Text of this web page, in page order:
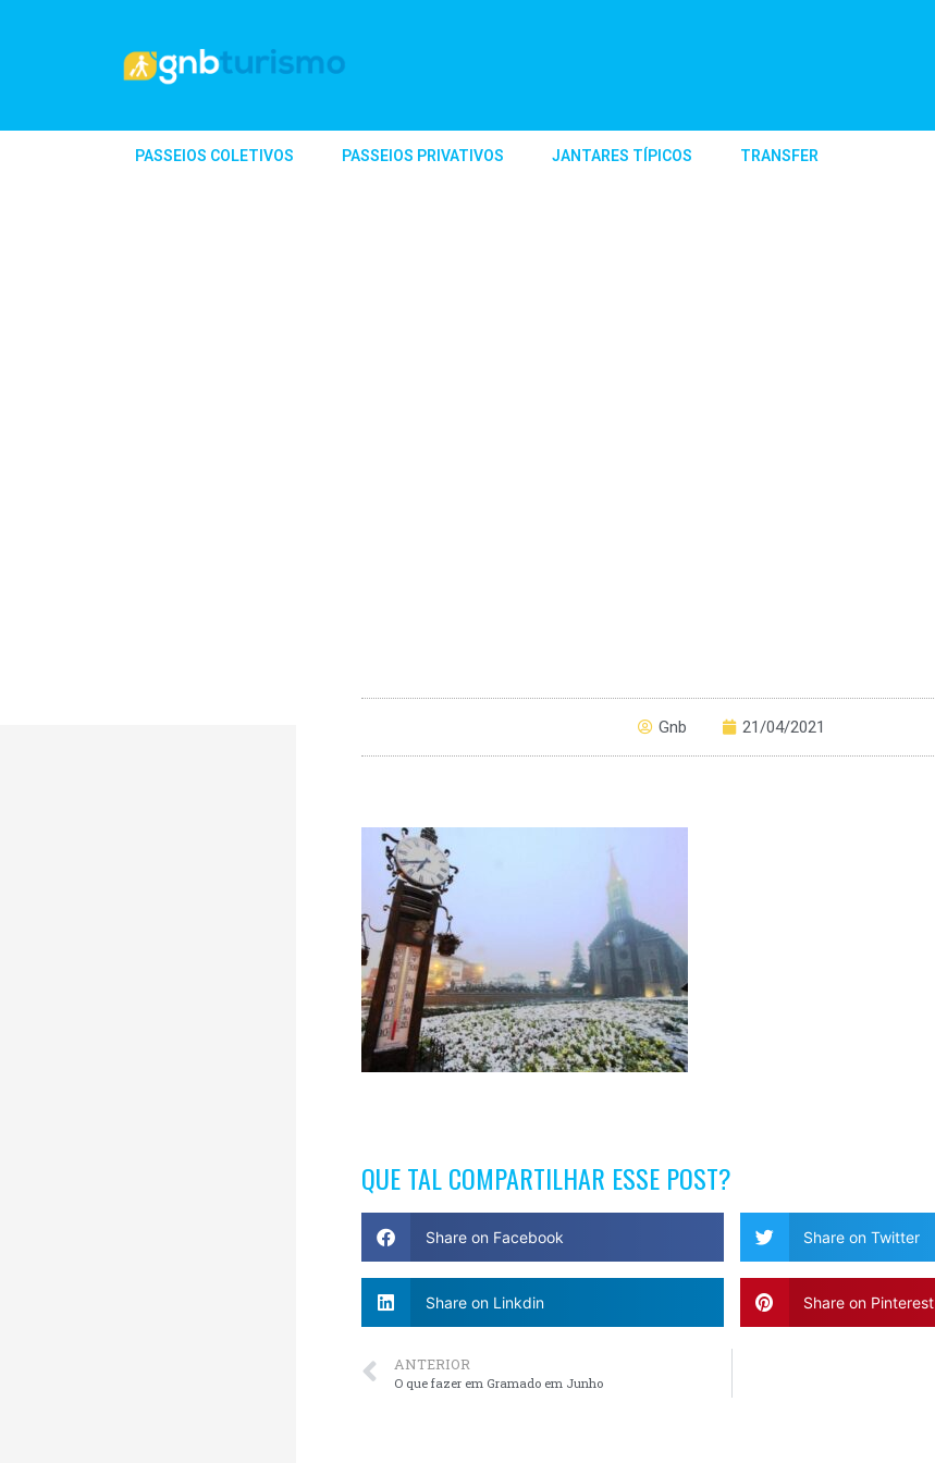
PASSEIOS COLETIVOS PASSEIOS PRIVATIVOS JANTARES TÍPICOS TRANSFER
Gnb 21/04/2021
QUE TAL COMPARTILHAR ESSE POST?
Share on Facebook Share on Twitter
Share on Linkdin Share on Pinterest
ANTERIOR
O que fazer em Gramado em Junho